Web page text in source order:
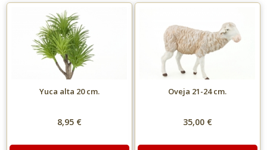
Yuca alta 20 cm.
8,95 €
Oveja 21-24 cm.
35,00 €